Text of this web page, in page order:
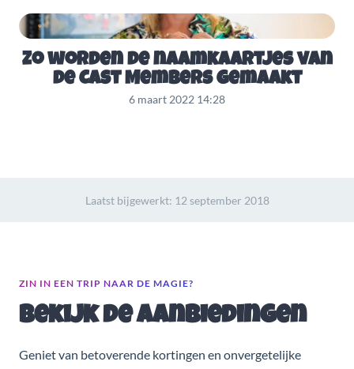
Zo worden de naamkaartjes van
de Cast Members gemaakt
6 maart 2022 14:28
Laatst bijgewerkt: 12 september 2018
ZIN IN EEN TRIP NAAR DE MAGIE?
Bekijk de aanbiedingen
Geniet van betoverende kortingen en onvergetelijke